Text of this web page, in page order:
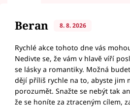
Beran 8. 8. 2026
Rychlé akce tohoto dne vás
Nedivte se, že vám v hlavě víří
se lásky a romantiky. Možná
dějí příliš rychle na to, abyste jim
porozumět. Snažte se nebýt tak
že se honíte za ztraceným cílem,